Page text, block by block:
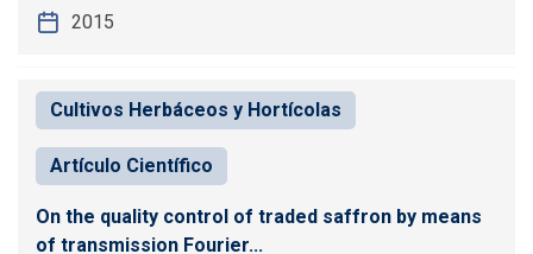
2015
Cultivos Herbáceos y Hortícolas
Artículo Científico
On the quality control of traded saffron by means
of transmission Fourier...